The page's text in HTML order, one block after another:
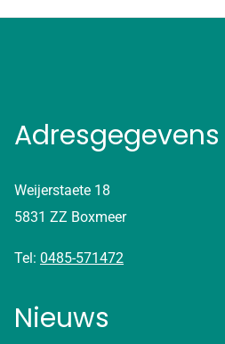
Adresgegevens
Weijerstaete 18
5831 ZZ Boxmeer
Tel: 0485-571472
Nieuws